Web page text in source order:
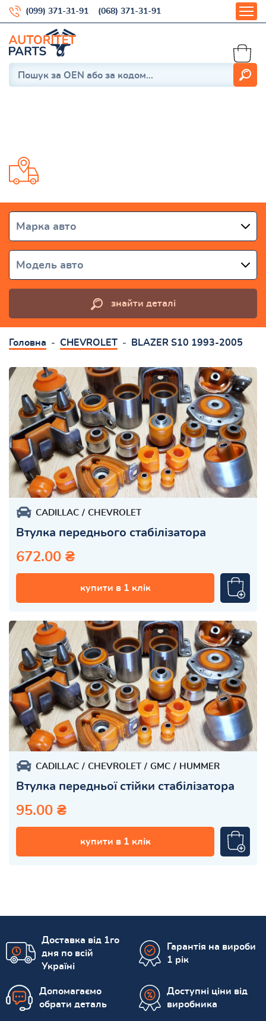
(099) 371-31-91 (068) 371-31-91
Марка авто
Модель авто
знайти деталі
Головна CHEVROLET BLAZER S10 1993-2005
CADILLAC CHEVROLET
Втулка переднього стабілізатора
672.00 ₴
купити в 1 клік
CADILLAC CHEVROLET GMC HUMMER
Втулка передньої стійки стабілізатора
95.00 ₴
купити в 1 клік
Доставка від 1го
дня по всій
Україні
Гарантія на вироби
1 рік
Допомагаємо
обрати деталь
Доступні ціни від
виробника